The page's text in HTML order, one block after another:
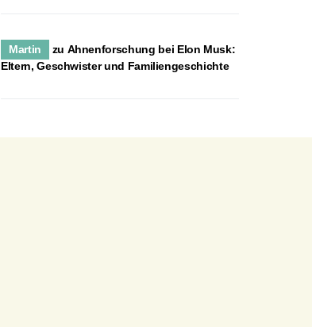
Martin zu Ahnenforschung bei Elon Musk:
Eltern, Geschwister und Familiengeschichte